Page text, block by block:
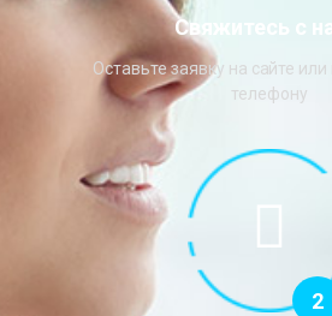
Свяжитесь с
Оставьте заявку на сайте
телефону
2